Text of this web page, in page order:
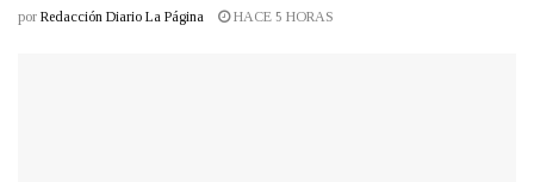
por Redacción Diario La Página HACE 5 HORAS